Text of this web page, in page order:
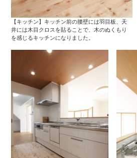
【キッチン】キッチン前の腰壁には羽目板、天
井には木目クロスを貼ることで、木のぬくもり
を感じるキッチンになりました。